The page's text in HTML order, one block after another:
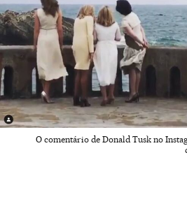
O comentário de Donald Tusk no